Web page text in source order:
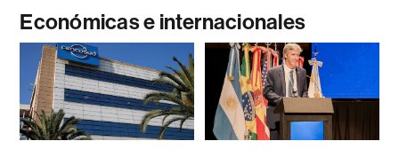
Económicas e internacionales